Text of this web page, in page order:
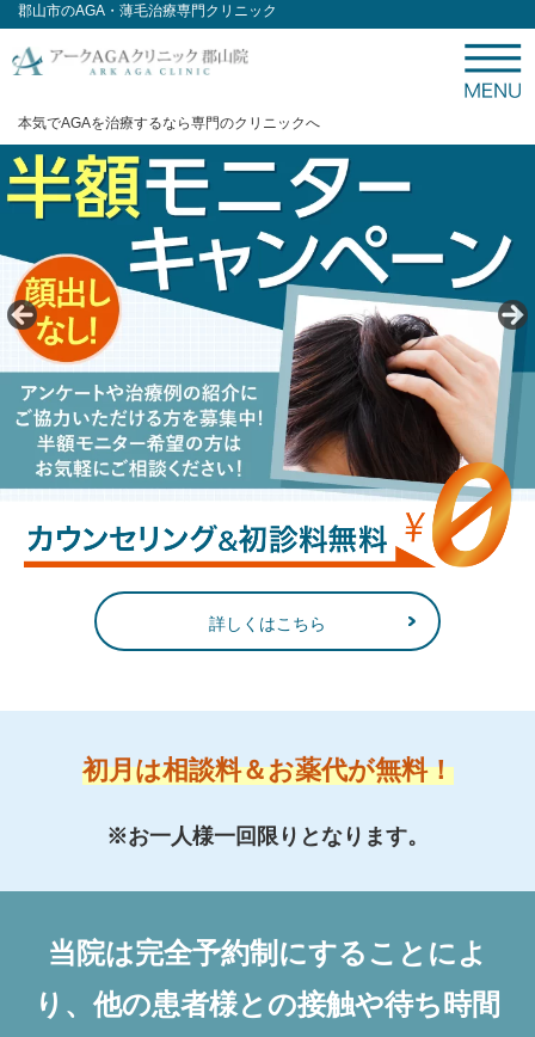
郡山市のAGA・薄毛治療専門クリニック
本気でAGAを治療するなら専門のクリニックへ
詳しくはこちら
初月は相談料＆お薬代が無料！
※お一人様一回限りとなります。
当院は完全予約制にすることによ
り、他の患者様との接触や待ち時間